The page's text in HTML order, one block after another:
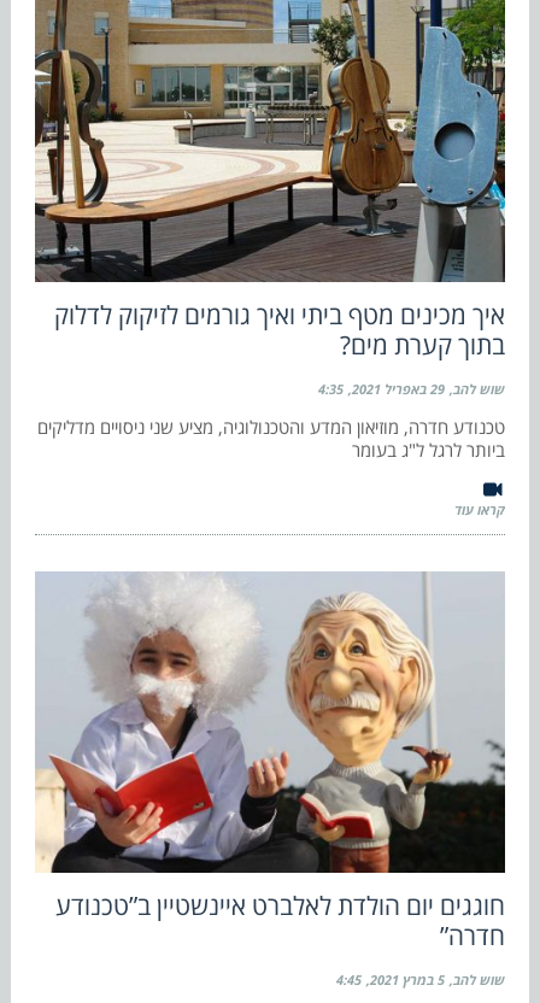
איך מכינים מטף ביתי ואיך גורמים לזיקוק לדלוק
בתוך קערת מים?
שוש להב 29 באפריל 2021 4:35
טכנודע חדרה, מוזיאון המדע והטכנולוגיה, מציע שני ניסויים מדליקים
ביותר לרגל ל"ג בעומר
קראו עוד
חוגגים יום הולדת לאלברט איינשטיין ב”טכנודע
חדרה”
שוש להב 5 במרץ 2021 4:45